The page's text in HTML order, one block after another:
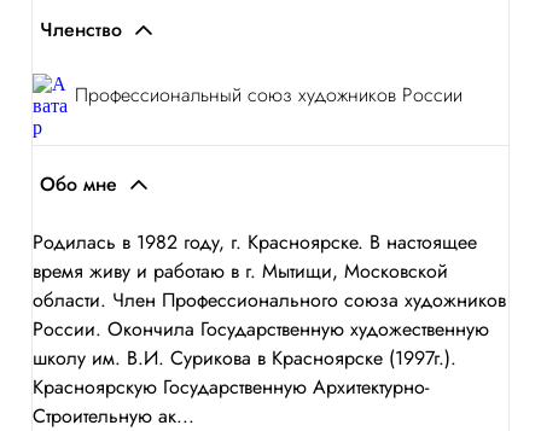
Членство
Профессиональный союз художников России
Обо мне
Родилась в 1982 году, г. Красноярске. В настоящее
время живу и работаю в г. Мытищи, Московской
области. Член Профессионального союза художников
России. Окончила Государственную художественную
школу им. В.И. Сурикова в Красноярске (1997г.).
Красноярскую Государственную Архитектурно-
Строительную ак...